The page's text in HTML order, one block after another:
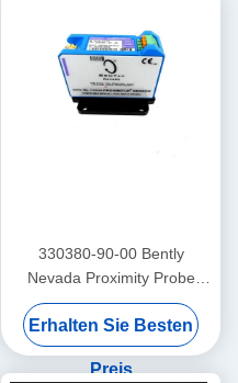
330380-90-00 Bently
Nevada Proximity Probe
3300 XL Hochtemperatur-
Proximitor Sensor
Erhalten Sie Besten
Preis